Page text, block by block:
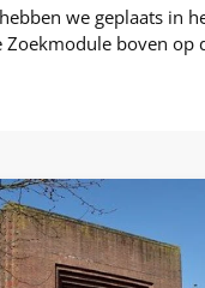
we geplaats in
Zoekmodule boven op